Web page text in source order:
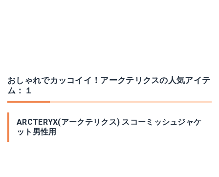
おしゃれでカッコイイ！アークテリクスの人気アイテ
ム：１
ARCTERYX(アークテリクス) スコーミッシュジャケ
ット男性用